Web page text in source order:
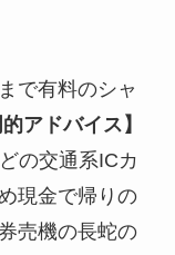
で有料のシャ
的アドバイス】
の交通系ICカ
現金で帰りの
売機の長蛇の